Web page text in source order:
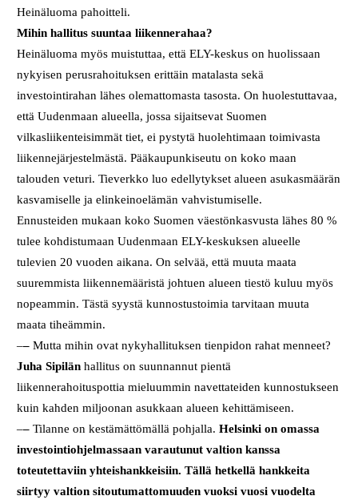
Heinäluoma pahoitteli.
Mihin hallitus suuntaa liikennerahaa?
Heinäluoma myös muistuttaa, että ELY-keskus on huolissaan
nykyisen perusrahoituksen erittäin matalasta sekä
investointirahan lähes olemattomasta tasosta. On huolestuttavaa,
että Uudenmaan alueella, jossa sijaitsevat Suomen
vilkasliikenteisimmät tiet, ei pystytä huolehtimaan toimivasta
liikennejärjestelmästä. Pääkaupunkiseutu on koko maan
talouden veturi. Tieverkko luo edellytykset alueen asukasmäärän
kasvamiselle ja elinkeinoelämän vahvistumiselle.
Ennusteiden mukaan koko Suomen väestönkasvusta lähes 80 %
tulee kohdistumaan Uudenmaan ELY-keskuksen alueelle
tulevien 20 vuoden aikana. On selvää, että muuta maata
suuremmista liikennemääristä johtuen alueen tiestö kuluu myös
nopeammin. Tästä syystä kunnostustoimia tarvitaan muuta
maata tiheämmin.
––Mutta mihin ovat nykyhallituksen tienpidon rahat menneet?
Juha Sipilän hallitus on suunnannut pientä
liikennerahoituspottia mieluummin navettateiden kunnostukseen
kuin kahden miljoonan asukkaan alueen kehittämiseen.
––Tilanne on kestämättömällä pohjalla.Helsinki on omassa
investointiohjelmassaan varautunut valtion kanssa
toteutettaviin yhteishankkeisiin. Tällä hetkellä hankkeita
siirtyy valtion sitoutumattomuuden vuoksi vuosi vuodelta